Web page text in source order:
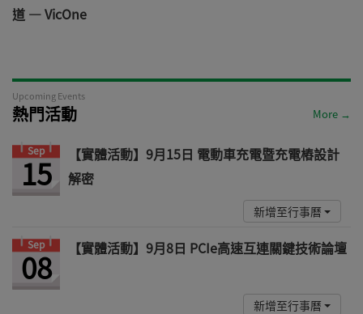
道 — VicOne
Upcoming Events
熱門活動 More →
Sep
15
【實體活動】9月15日 電動車充電暨充電樁設計
解密
新增至行事曆
Sep
08 【實體活動】9月8日 PCIe高速互連關鍵技術論壇
新增至行事曆